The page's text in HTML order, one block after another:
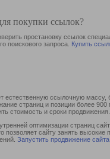
покупки ссылок?
простановку ссылок
поискового запроса. Купить
естественную ссылочную
страниц и позиции более
стоимость и сроки продвижения.
оптимизации страниц
сайту занять
Запустить продвижение сайта